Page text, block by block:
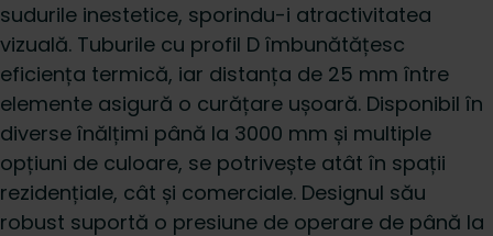
sudurile inestetice, sporindu-i atractivitatea
vizuală. Tuburile cu profil D îmbunătățesc
eficiența termică, iar distanța de 25 mm între
elemente asigură o curățare ușoară. Disponibil în
diverse înălțimi până la 3000 mm și multiple
opțiuni de culoare, se potrivește atât în spații
rezidențiale, cât și comerciale. Designul său
robust suportă o presiune de operare de până la